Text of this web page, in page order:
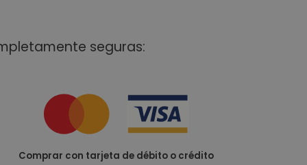
seguras:
Comprar con tarjeta de débito o crédito